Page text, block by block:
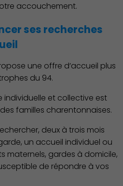
accouchement.
ses recherches
une offre d’accueil plus
du 94.
individuelle et collective est
familles charentonnaises.
deux à trois mois
un accueil individuel ou
maternels, gardes à domicile,
de répondre à vos